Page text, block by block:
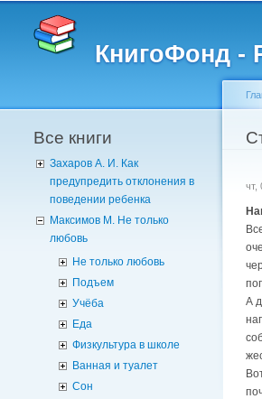
КнигоФонд -
Все книги
Захаров А. И. Как
предупредить отклонения в
поведении ребенка
Максимов М. Не только
любовь
Не только любовь
Подъем
Учёба
Еда
Физкультура в школе
Ванная и туалет
Сон
чт,
А